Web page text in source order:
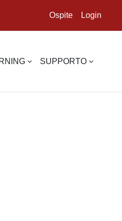
Ospite Login
SUPPORTO